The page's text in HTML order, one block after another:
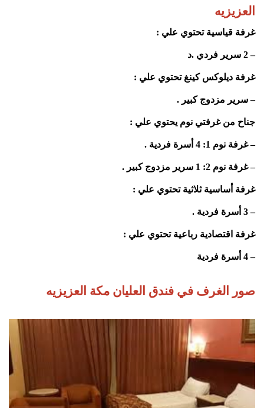
العزيزيه
غرفة قياسية تحتوي علي :
– 2 سرير فردي .د
غرفة ديلوكس كينغ تحتوي علي :
– سرير مزدوج كبير .
جناح من غرفتي نوم يحتوي علي :
– غرفة نوم 1: 4 أسرة فردية .
– غرفة نوم 2: 1 سرير مزدوج كبير .
غرفة أساسية ثلاثية تحتوي علي :
– 3 أسرة فردية .
غرفة اقتصادية رباعية تحتوي علي :
– 4 أسرة فردية
صور الغرف في فندق العليان مكة العزيزيه